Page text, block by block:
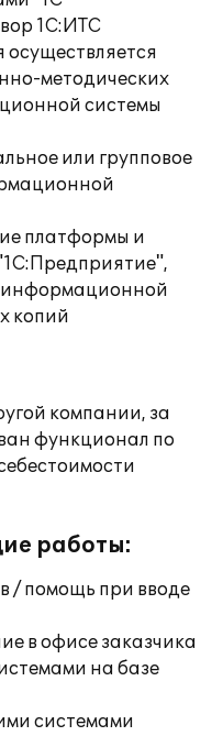
1С:ИТС
осуществляется
методических
системы
или групповое
платформы и
информационной
копий
компании, за
функционал по
работы:
/ помощь при вводе
в офисе заказчика
на базе
системами